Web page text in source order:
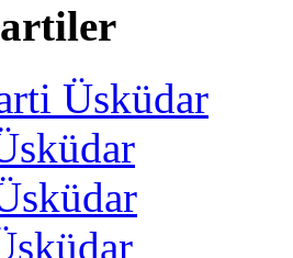
Üsküdar